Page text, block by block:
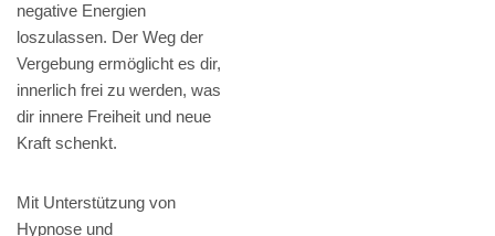
negative Energien
loszulassen. Der Weg der
Vergebung ermöglicht es dir,
innerlich frei zu werden, was
dir innere Freiheit und neue
Kraft schenkt.
Mit Unterstützung von
Hypnose und